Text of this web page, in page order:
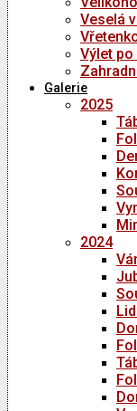
Veselá
Výlet po
Galerie
2025
2024